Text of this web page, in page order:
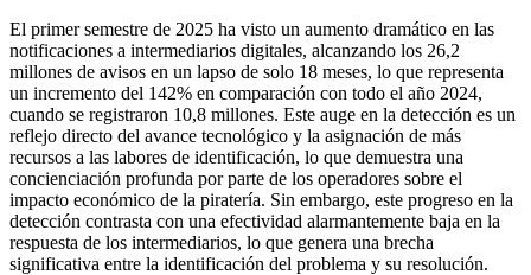
El primer semestre de 2025 ha visto un aumento dramático en las
notificaciones a intermediarios digitales, alcanzando los 26,2
millones de avisos en un lapso de solo 18 meses, lo que representa
un incremento del 142% en comparación con todo el año 2024,
cuando se registraron 10,8 millones. Este auge en la detección es un
reflejo directo del avance tecnológico y la asignación de más
recursos a las labores de identificación, lo que demuestra una
concienciación profunda por parte de los operadores sobre el
impacto económico de la piratería. Sin embargo, este progreso en la
detección contrasta con una efectividad alarmantemente baja en la
respuesta de los intermediarios, lo que genera una brecha
significativa entre la identificación del problema y su resolución.